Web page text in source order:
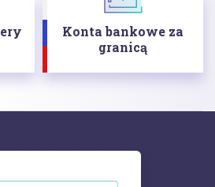
Konta bankowe za
granicą